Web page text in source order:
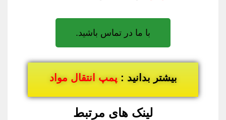
با ما در تماس باشید.
بیشتر بدانید : پمپ ا نتقال مواد
لینک های مرتبط